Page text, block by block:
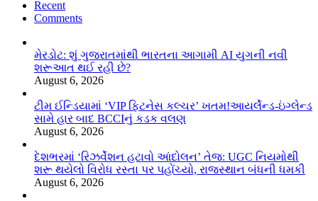
Recent
Comments
મેરડોટ: શું ગુજરાતમાંથી ભારતના આગામી AI યુગની નવી
શરૂઆત થઈ રહી છે?
August 6, 2026
ટીમ ઈન્ડિયામાં ‘VIP ફિટનેસ કલ્ચર’ ખતમ!આયર્લેન્ડ-ઇંગ્લેન્ડ
સામે હાર બાદ BCCIનું કડક વલણ
August 6, 2026
દેશભરમાં ‘રિઝર્વેશન હટાવો આંદોલન’ તેજ: UGC નિયમોથી
શરૂ થયેલો વિરોધ રસ્તા પર પહોંચ્યો, રાજસ્થાન બંધની ધમકી
August 6, 2026